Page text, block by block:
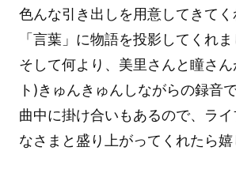
色んな引き出しを用意してきて
「言葉」に物語を投影してくれま
そして何より、美里さんと瞳さ
ト)きゅんきゅんしながらの録音で
曲中に掛け合いもあるので、ラ
なさまと盛り上がってくれたら嬉